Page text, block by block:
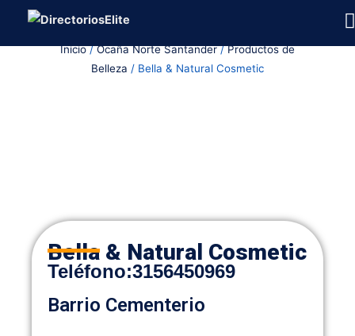
Inicio/Ocaña Norte Santander/Productos de
Belleza / Bella & Natural Cosmetic
Bella & Natural Cosmetic
Teléfono:3156450969
Barrio Cementerio